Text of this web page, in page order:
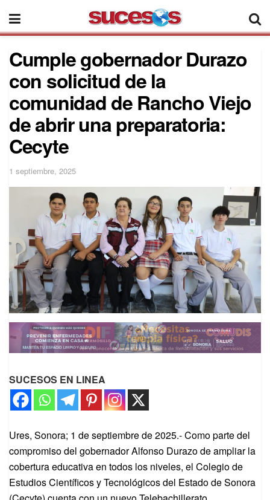
Cumple gobernador Durazo
con solicitud de la
comunidad de Rancho Viejo
de abrir una preparatoria:
Cecyte
1 septiembre, 2025
SUCESOS EN LINEA
Ures, Sonora; 1 de septiembre de 2025.- Como parte del
compromiso del gobernador Alfonso Durazo de ampliar la
cobertura educativa en todos los niveles, el Colegio de
Estudios Científicos y Tecnológicos del Estado de Sonora